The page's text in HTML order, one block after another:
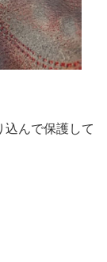
込んで保護して